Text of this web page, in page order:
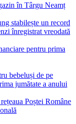
în Târgu Neamț
stabilește un record
înregistrat vreodată
pentru prima
bebeluși de pe
jumătate a anului
Poștei Române